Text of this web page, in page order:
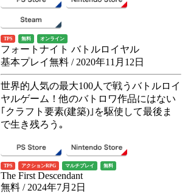
TPS 無料 オンライン
フォートナイト バトルロイヤル
基本プレイ無料 / 2020年11月12日
世界的人気の最大100人で戦うバトルロイ
ヤルゲーム！他のバトロワ作品にはない
｢クラフト要素(建築)｣を駆使して最後ま
で生き残ろう｡
TPS アクションRPG マルチプレイ 無料
The First Descendant
無料 / 2024年7月2日